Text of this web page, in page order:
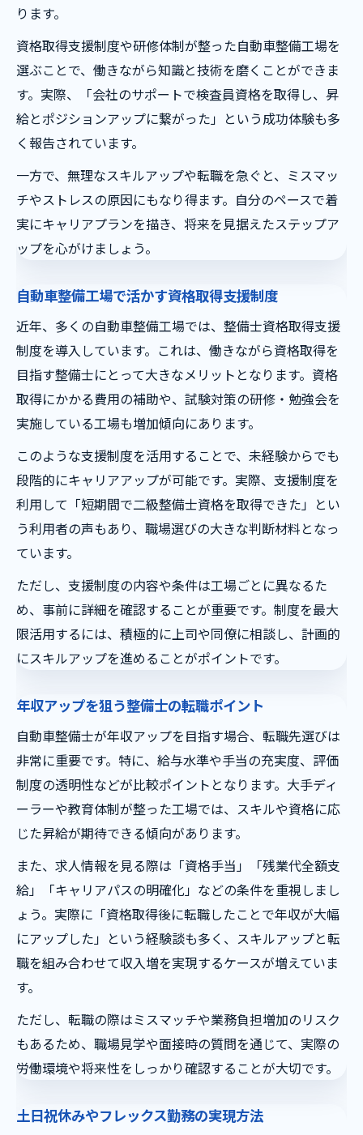
ります。
資格取得支援制度や研修体制が整った自動車整備工場を
選ぶことで、働きながら知識と技術を磨くことができま
す。実際、「会社のサポートで検査員資格を取得し、昇
給とポジションアップに繋がった」という成功体験も多
く報告されています。
一方で、無理なスキルアップや転職を急ぐと、ミスマッ
チやストレスの原因にもなり得ます。自分のペースで着
実にキャリアプランを描き、将来を見据えたステップア
ップを心がけましょう。
自動車整備工場で活かす資格取得支援制度
近年、多くの自動車整備工場では、整備士資格取得支援
制度を導入しています。これは、働きながら資格取得を
目指す整備士にとって大きなメリットとなります。資格
取得にかかる費用の補助や、試験対策の研修・勉強会を
実施している工場も増加傾向にあります。
このような支援制度を活用することで、未経験からでも
段階的にキャリアアップが可能です。実際、支援制度を
利用して「短期間で二級整備士資格を取得できた」とい
う利用者の声もあり、職場選びの大きな判断材料となっ
ています。
ただし、支援制度の内容や条件は工場ごとに異なるた
め、事前に詳細を確認することが重要です。制度を最大
限活用するには、積極的に上司や同僚に相談し、計画的
にスキルアップを進めることがポイントです。
年収アップを狙う整備士の転職ポイント
自動車整備士が年収アップを目指す場合、転職先選びは
非常に重要です。特に、給与水準や手当の充実度、評価
制度の透明性などが比較ポイントとなります。大手ディ
ーラーや教育体制が整った工場では、スキルや資格に応
じた昇給が期待できる傾向があります。
また、求人情報を見る際は「資格手当」「残業代全額支
給」「キャリアパスの明確化」などの条件を重視しまし
ょう。実際に「資格取得後に転職したことで年収が大幅
にアップした」という経験談も多く、スキルアップと転
職を組み合わせて収入増を実現するケースが増えていま
す。
ただし、転職の際はミスマッチや業務負担増加のリスク
もあるため、職場見学や面接時の質問を通じて、実際の
労働環境や将来性をしっかり確認することが大切です。
土日祝休みやフレックス勤務の実現方法